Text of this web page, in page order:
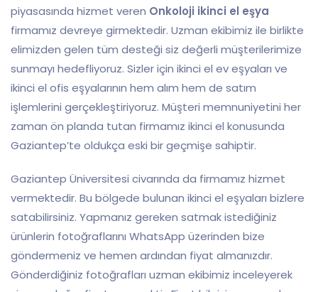
piyasasında hizmet veren Onkoloji ikinci el eşya
firmamız devreye girmektedir. Uzman ekibimiz ile birlikte
elimizden gelen tüm desteği siz değerli müşterilerimize
sunmayı hedefliyoruz. Sizler için ikinci el ev eşyaları ve
ikinci el ofis eşyalarının hem alım hem de satım
işlemlerini gerçekleştiriyoruz. Müşteri memnuniyetini her
zaman ön planda tutan firmamız ikinci el konusunda
Gaziantep’te oldukça eski bir geçmişe sahiptir.
Gaziantep Üniversitesi civarında da firmamız hizmet
vermektedir. Bu bölgede bulunan ikinci el eşyaları bizlere
satabilirsiniz. Yapmanız gereken satmak istediğiniz
ürünlerin fotoğraflarını WhatsApp üzerinden bize
göndermeniz ve hemen ardından fiyat almanızdır.
Gönderdiğiniz fotoğrafları uzman ekibimiz inceleyerek